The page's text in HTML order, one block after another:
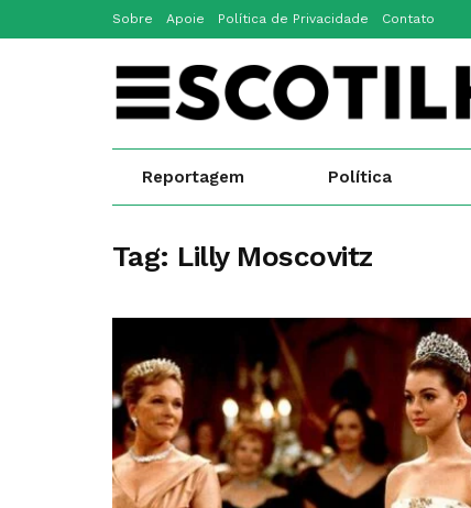
Sobre Apoie Política de Privacidade Contato
Reportagem Política
Tag: Lilly Moscovitz